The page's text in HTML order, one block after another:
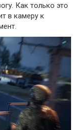
Как только это
в камеру к